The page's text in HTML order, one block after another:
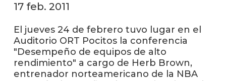
17 feb. 2011
El jueves 24 de febrero tuvo lugar en el
Auditorio ORT Pocitos la conferencia
"Desempeño de equipos de alto
rendimiento" a cargo de Herb Brown,
entrenador norteamericano de la NBA